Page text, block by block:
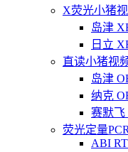
X荧光小猪
岛津
日立
直读小猪视
岛津
纳克
赛默飞
荧光定量
ABI